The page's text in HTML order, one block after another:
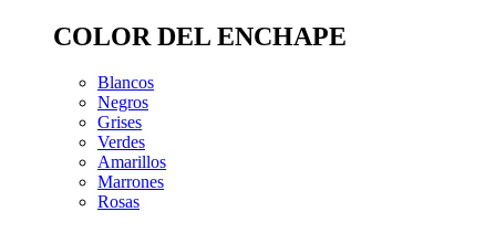
COLOR DEL ENCHAPE
Blancos
Negros
Grises
Verdes
Amarillos
Marrones
Rosas